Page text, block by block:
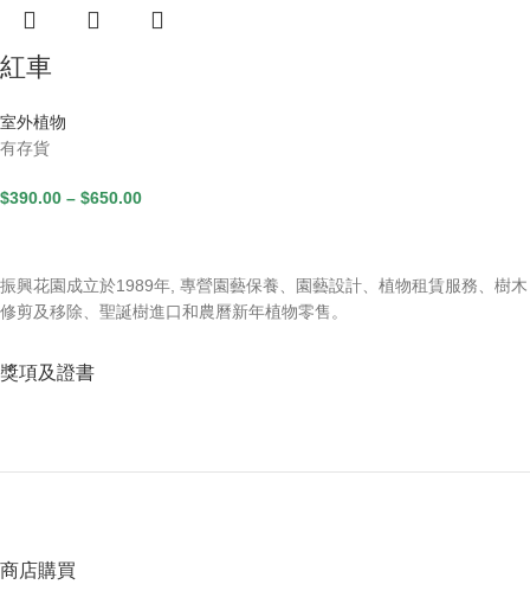
紅車
室外植物
有存貨
$390.00 – $650.00
振興花園成立於1989年, 專營園藝保養、園藝設計、植物租賃服務、樹木
修剪及移除、聖誕樹進口和農曆新年植物零售。
獎項及證書
商店購買